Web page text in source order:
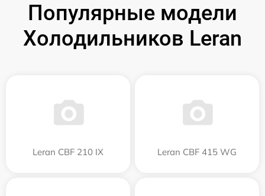
Популярные модели
Холодильников Leran
Leran CBF 210 IX Leran CBF 415 WG